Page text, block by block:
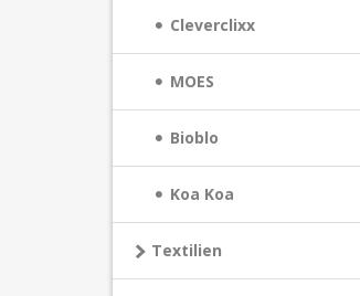
Cleverclixx
MOES
Bioblo
Koa Koa
Textilien